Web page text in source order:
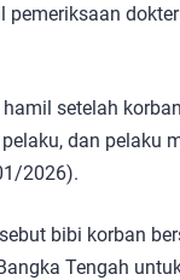
pemeriksaan
setelah
dan pelaku
2026).
bibi korban
Tengah